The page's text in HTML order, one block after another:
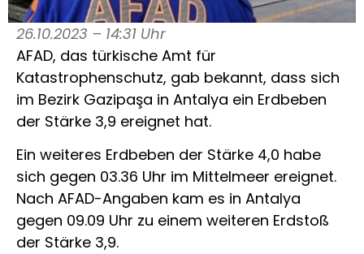
26.10.2023 – 14:31 Uhr
AFAD, das türkische Amt für
Katastrophenschutz, gab bekannt, dass sich
im Bezirk Gazipaşa in Antalya ein Erdbeben
der Stärke 3,9 ereignet hat.
Ein weiteres Erdbeben der Stärke 4,0 habe
sich gegen 03.36 Uhr im Mittelmeer ereignet.
Nach AFAD-Angaben kam es in Antalya
gegen 09.09 Uhr zu einem weiteren Erdstoß
der Stärke 3,9.